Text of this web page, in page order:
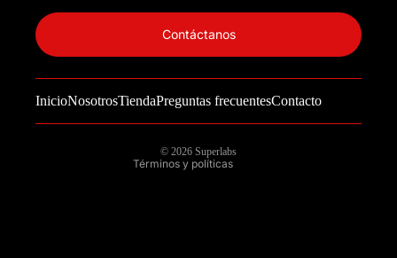
InicioNosotrosTiendaPreguntas frecuentesContacto
Contáctanos
© 2026 Superlabs
Términos y políticas
Información de contacto
Política de reembolso
Términos del servicio
Política de envío